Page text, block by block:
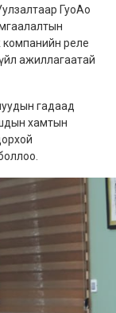
ГуоАо
компанийн реле
ажиллагаатай
гадаад
хамтын